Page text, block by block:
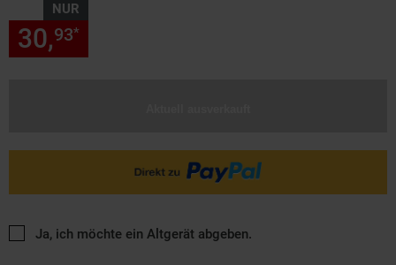
NUR
30,93*
Ja, ich möchte ein Altgerät abgeben.